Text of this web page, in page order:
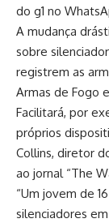
do g1 no
A mudança
sobre
registrem as
Armas de Fogo
Facilitará, por
próprios
Collins, diretor
ao jornal “The
“Um jovem de
silenciadores